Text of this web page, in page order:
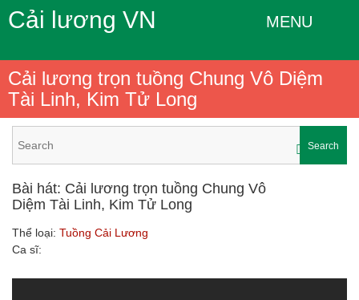
Cải lương VN MENU
Cải lương trọn tuồng Chung Vô Diệm
Tài Linh, Kim Tử Long
Search
Bài hát: Cải lương trọn tuồng Chung Vô
Diệm Tài Linh, Kim Tử Long
Thể loại: Tuồng Cải Lương
Ca sĩ: